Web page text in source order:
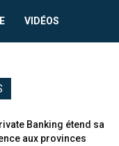
VIDÉOS
Banking étend sa
aux provinces